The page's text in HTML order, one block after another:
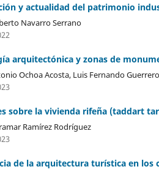
y actualidad del patrimonio
Navarro Serrano
arquitectónica y zonas de
Ochoa Acosta, Luis Fernando
sobre la vivienda rifeña (taddart
Ramírez Rodríguez
de la arquitectura turística en